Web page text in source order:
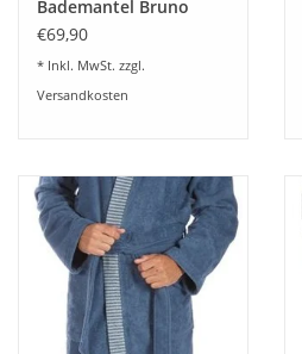
Bademantel Bruno
slate grey 082
€69,90
* Inkl. MwSt. zzgl.
Versandkosten